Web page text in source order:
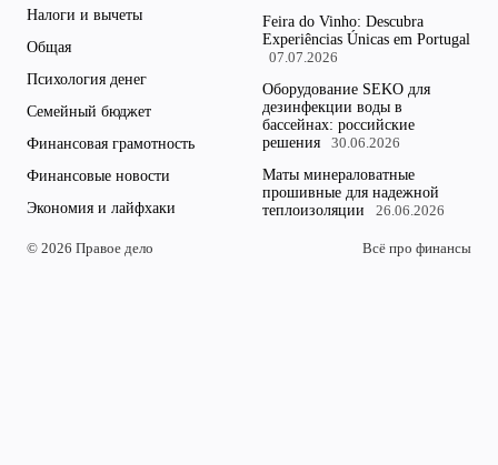
Налоги и вычеты
Общая
Психология денег
Семейный бюджет
Финансовая грамотность
Финансовые новости
Экономия и лайфхаки
Feira do Vinho: Descubra
Experiências Únicas em Portugal
07.07.2026
Оборудование SEKO для
дезинфекции воды в
бассейнах: российские
решения
30.06.2026
Маты минераловатные
прошивные для надежной
теплоизоляции
26.06.2026
© 2026 Правое дело Всё про финансы